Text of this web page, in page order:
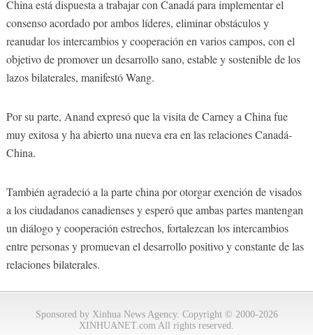
China está dispuesta a trabajar con Canadá para implementar el
consenso acordado por ambos líderes, eliminar obstáculos y
reanudar los intercambios y cooperación en varios campos, con el
objetivo de promover un desarrollo sano, estable y sostenible de los
lazos bilaterales, manifestó Wang.
Por su parte, Anand expresó que la visita de Carney a China fue
muy exitosa y ha abierto una nueva era en las relaciones Canadá-
China.
También agradeció a la parte china por otorgar exención de visados
a los ciudadanos canadienses y esperó que ambas partes mantengan
un diálogo y cooperación estrechos, fortalezcan los intercambios
entre personas y promuevan el desarrollo positivo y constante de las
relaciones bilaterales.
Sponsored by Xinhua News Agency. Copyright © 2000-2026
XINHUANET.com All rights reserved.